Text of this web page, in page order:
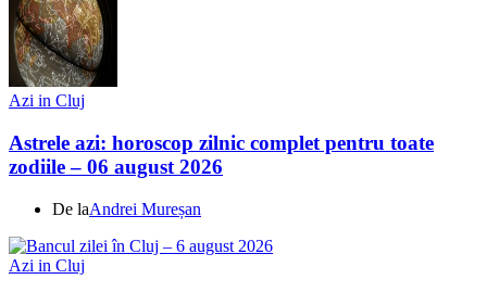
Azi in Cluj
Astrele azi: horoscop zilnic complet pentru toate
zodiile – 06 august 2026
De laAndrei Mureșan
Azi in Cluj